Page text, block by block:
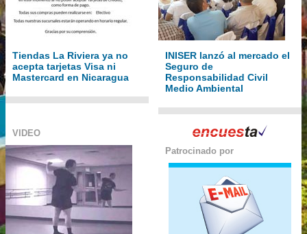
Tiendas La Riviera ya no
acepta tarjetas Visa ni
Mastercard en Nicaragua
INISER lanzó al mercado el
Seguro de
Responsabilidad Civil
Medio Ambiental
VIDEO
Patrocinado por